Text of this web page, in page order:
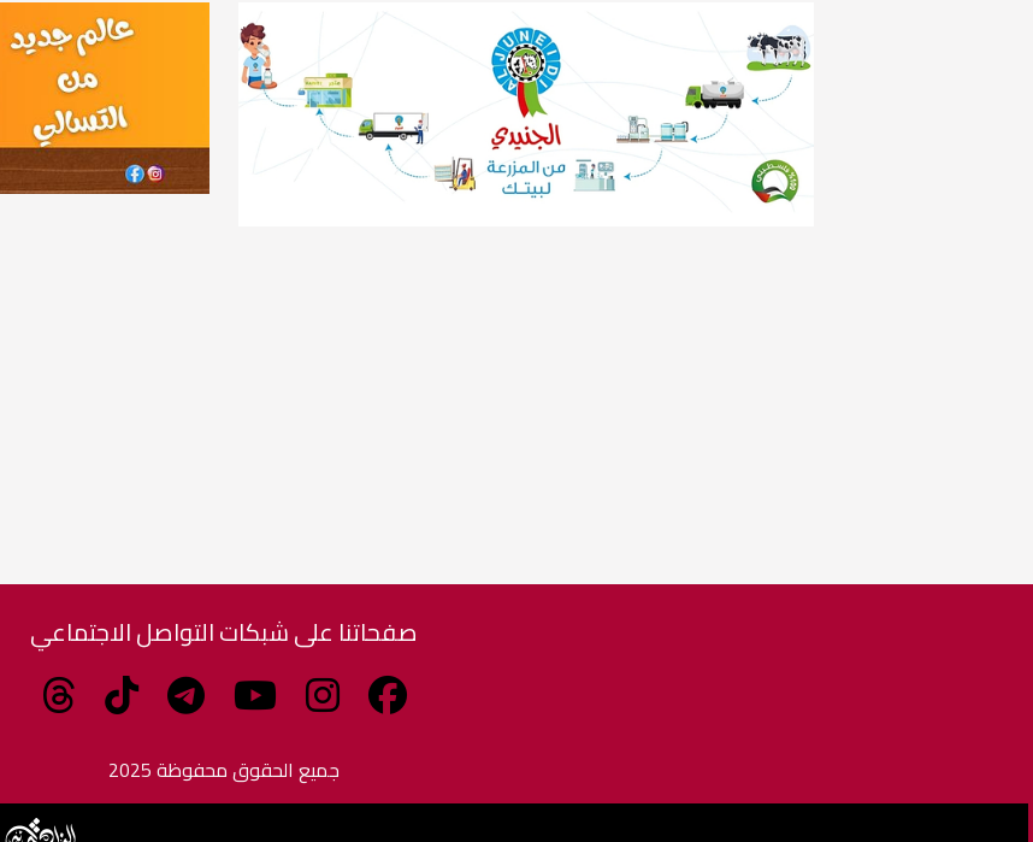
صفحاتنا على شبكات التواصل الاجتماعي
جميع الحقوق محفوظة 2025